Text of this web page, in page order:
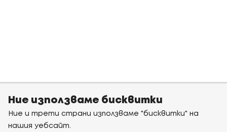
Ние използваме бисквитки
Ние и трети страни използваме "бисквитки" на
нашия уебсайт.